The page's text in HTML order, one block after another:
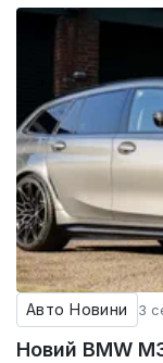
Авто Новини 3
Новий BMW